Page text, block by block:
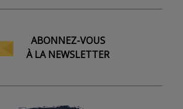
ABONNEZ-VOUS
À LA NEWSLETTER